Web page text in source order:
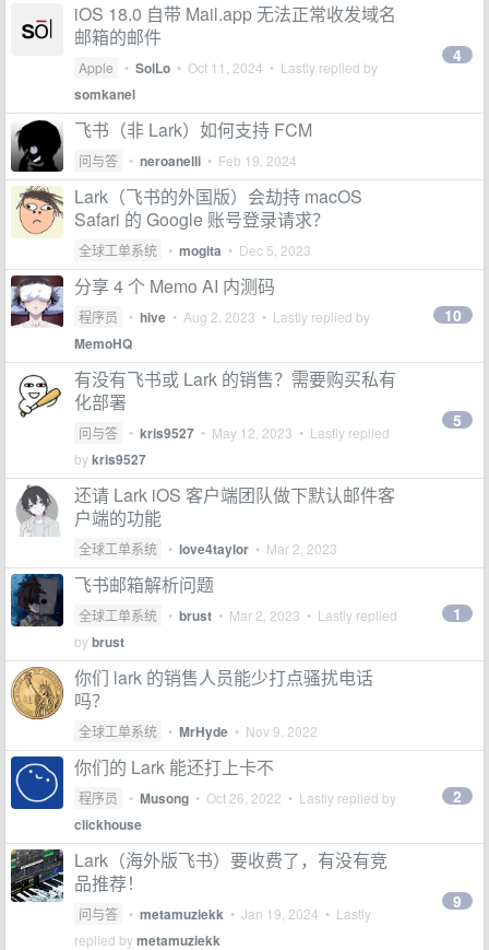
iOS 18.0 自带 Mail.app 无法正常收发域名
邮箱的邮件
Apple • SolLo • Oct 11, 2024 • Lastly replied by
somkanel
4
飞书（非 Lark）如何支持 FCM
问与答 • neroanelli • Feb 19, 2024
Lark（飞书的外国版）会劫持 macOS
Safari 的 Google 账号登录请求？
全球工单系统 • mogita • Dec 5, 2023
分享 4 个 Memo AI 内测码
程序员 • hive • Aug 2, 2023 • Lastly replied by
MemoHQ
10
有没有飞书或 Lark 的销售？需要购买私有
化部署
问与答 • kris9527 • May 12, 2023 • Lastly replied
bykris9527
5
还请 Lark iOS 客户端团队做下默认邮件客
户端的功能
全球工单系统 • love4taylor • Mar 2, 2023
飞书邮箱解析问题
全球工单系统 • brust • Mar 2, 2023 • Lastly replied
bybrust
1
你们 lark 的销售人员能少打点骚扰电话
吗？
全球工单系统 • MrHyde • Nov 9, 2022
你们的 Lark 能还打上卡不
程序员 • Musong • Oct 26, 2022 • Lastly replied by
clickhouse
2
Lark（海外版飞书）要收费了，有没有竞
品推荐！
问与答 • metamuziekk • Jan 19, 2024 • Lastly
replied bymetamuziekk
9